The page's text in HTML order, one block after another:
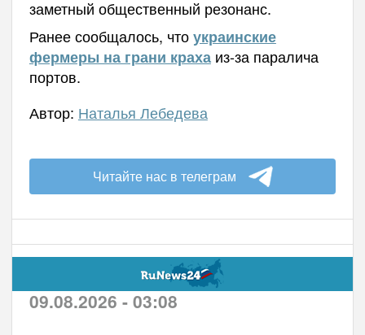
заметный общественный резонанс.
Ранее сообщалось, чтоукраинские
фермеры на грани крахаиз-за паралича
портов.
Автор: Наталья Лебедева
Читайте нас в телеграм
09.08.2026 - 03:08